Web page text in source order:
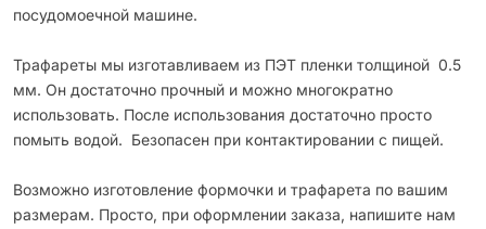
посудомоечной машине.
Трафареты мы изготавливаем из ПЭТ пленки толщиной 0.5
мм. Он достаточно прочный и можно многократно
использовать. После использования достаточно просто
помыть водой. Безопасен при контактировании с пищей.
Возможно изготовление формочки и трафарета по вашим
размерам. Просто, при оформлении заказа, напишите нам